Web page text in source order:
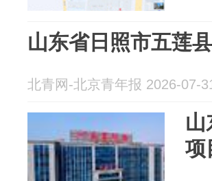
山东省日照市五莲
北青网-北京青年报 2026-07-
山
项